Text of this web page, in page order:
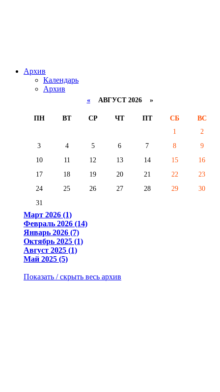
Архив
Календарь
Архив
«АВГУСТ 2026 »
ПН ВТ СР ЧТ ПТ СБ
ВС
1
2
3
4 5 6 7 8
9
10
11 12 13 14 15
16
17
18 19 20 21 22
23
24
25 26 27 28 29
30
31
Март 2026 (1)
Февраль 2026 (14)
Январь 2026 (7)
Октябрь 2025 (1)
Август 2025 (1)
Май 2025 (5)
Показать / скрыть весь архив